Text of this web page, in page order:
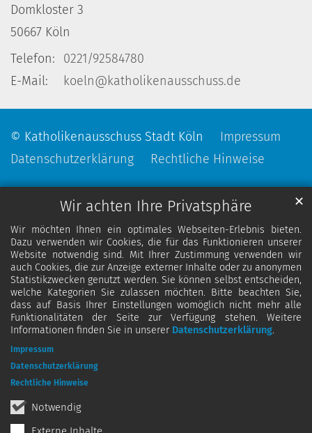
Wir achten Ihre Privatsphäre
Wir möchten Ihnen ein optimales Webseiten-Erlebnis bieten.
Dazu verwenden wir Cookies, die für das Funktionieren unserer
Website notwendig sind. Mit Ihrer Zustimmung verwenden wir
auch Cookies, die zur Anzeige externer Inhalte oder zu anonymen
Statistikzwecken genutzt werden. Sie können selbst entscheiden,
welche Kategorien Sie zulassen möchten. Bitte beachten Sie,
dass auf Basis Ihrer Einstellungen womöglich nicht mehr alle
Funktionalitäten der Seite zur Verfügung stehen. Weitere
Informationen finden Sie in unserer Datenschutzerklärung.
Notwendig
✕
Impressum
Datenschutzerklärung
Rechtliche Hinweise
Domkloster 3
50667 Köln
Telefon:
0221/92584780
E-Mail:
koeln@katholikenausschuss.de
© Katholikenausschuss Stadt Köln
Impressum
Datenschutzerklärung
Rechtliche Hinweise